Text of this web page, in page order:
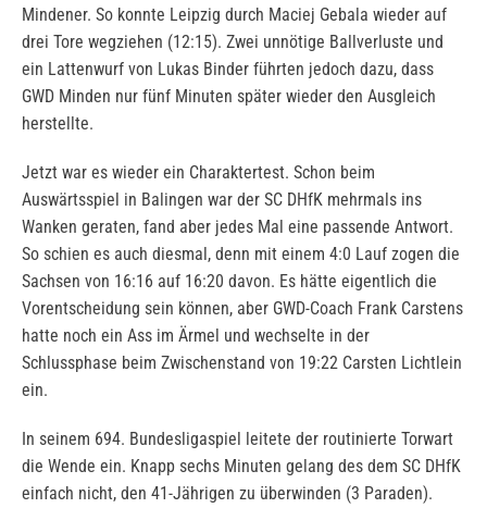
Mindener. So konnte Leipzig durch Maciej Gebala wieder auf
drei Tore wegziehen (12:15). Zwei unnötige Ballverluste und
ein Lattenwurf von Lukas Binder führten jedoch dazu, dass
GWD Minden nur fünf Minuten später wieder den Ausgleich
herstellte.
Jetzt war es wieder ein Charaktertest. Schon beim
Auswärtsspiel in Balingen war der SC DHfK mehrmals ins
Wanken geraten, fand aber jedes Mal eine passende Antwort.
So schien es auch diesmal, denn mit einem 4:0 Lauf zogen die
Sachsen von 16:16 auf 16:20 davon. Es hätte eigentlich die
Vorentscheidung sein können, aber GWD-Coach Frank Carstens
hatte noch ein Ass im Ärmel und wechselte in der
Schlussphase beim Zwischenstand von 19:22 Carsten Lichtlein
ein.
In seinem 694. Bundesligaspiel leitete der routinierte Torwart
die Wende ein. Knapp sechs Minuten gelang des dem SC DHfK
einfach nicht, den 41-Jährigen zu überwinden (3 Paraden).